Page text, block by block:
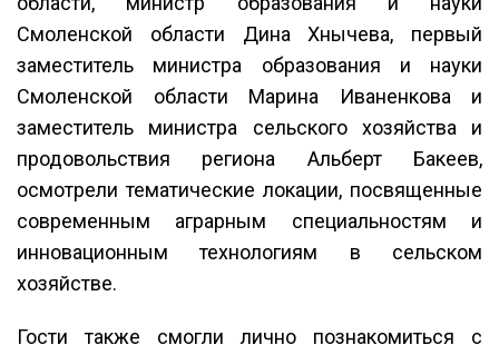
Смоленской области Дина Хнычева, первый
заместитель министра образования и науки
Смоленской области Марина Иваненкова и
заместитель министра сельского хозяйства и
продовольствия региона Альберт Бакеев,
осмотрели тематические локации, посвященные
современным аграрным специальностям и
инновационным технологиям в сельском
хозяйстве.
Гости также смогли лично познакомиться с